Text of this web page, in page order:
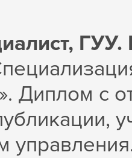
ГУУ.
Диплом с